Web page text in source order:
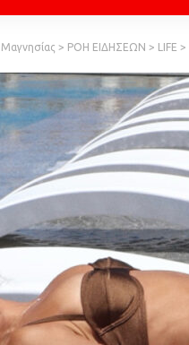
> ΡΟΗ ΕΙΔΗΣΕΩΝ > LIFE >